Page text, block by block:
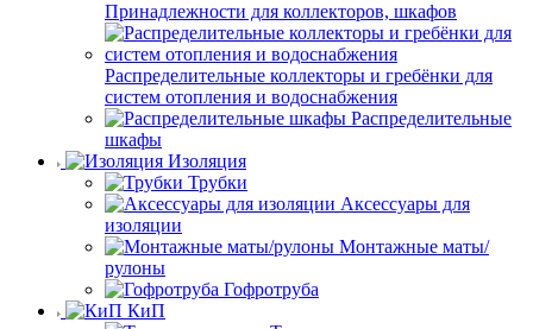
Принадлежности для коллекторов, шкафов
Распределительные коллекторы и гребёнки для
систем отопления и водоснабжения
Распределительные
шкафы
Изоляция
Трубки
Аксессуары для
изоляции
Монтажные маты/
рулоны
Гофротруба
КиП